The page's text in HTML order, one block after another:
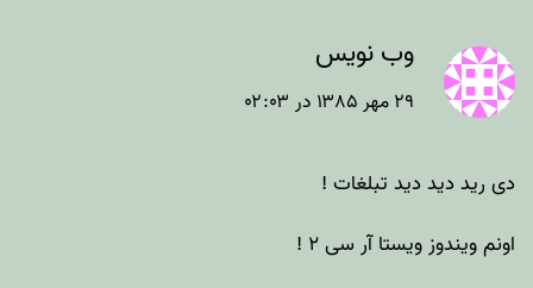
وب نویس
۲۹ مهر ۱۳۸۵ در ۰۲:۰۳
دی رید دید دید تبلغات !
اونم ویندوز ویستا آر سی ۲ !